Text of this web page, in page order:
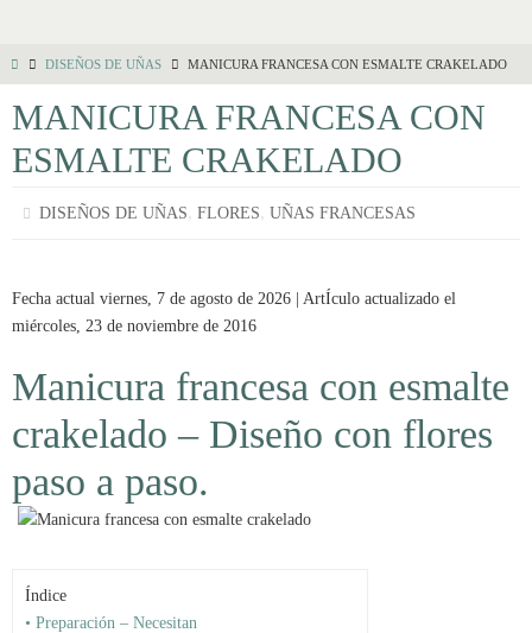
DISEÑOS DE UÑAS MANICURA FRANCESA CON ESMALTE CRAKELADO
MANICURA FRANCESA CON
ESMALTE CRAKELADO
DISEÑOS DE UÑAS,FLORES,UÑAS FRANCESAS
Fecha actual viernes, 7 de agosto de 2026 | ArtÍculo actualizado el
miércoles, 23 de noviembre de 2016
Manicura francesa con esmalte
crakelado – Diseño con flores
paso a paso.
Índice
• Preparación – Necesitan